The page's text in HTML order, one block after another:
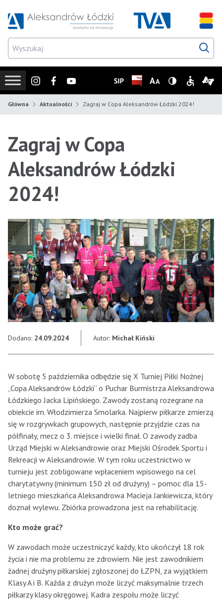
Główna Aktualności Zagraj w Copa Aleksandrów Łódzki 2024!
Zagraj w Copa
Aleksandrów Łódzki
2024!
Dodano: 24.09.2024 Autor: Michał Kiński
W sobotę 5 października odbędzie się X Turniej Piłki Nożnej
„Copa Aleksandrów Łódzki” o Puchar Burmistrza Aleksandrowa
Łódzkiego Jacka Lipińskiego. Zawody zostaną rozegrane na
obiekcie im. Włodzimierza Smolarka. Najpierw piłkarze zmierzą
się w rozgrywkach grupowych, następnie przyjdzie czas na
półfinały, mecz o 3. miejsce i wielki finał. O zawody zadba
Urząd Miejski w Aleksandrowie oraz Miejski Ośrodek Sportu i
Rekreacji w Aleksandrowie. W tym roku uczestnictwo w
turnieju jest zobligowane wpłaceniem wpisowego na cel
charytatywny (minimum 150 zł od drużyny) – pomoc dla 15-
letniego mieszkańca Aleksandrowa Macieja Jankiewicza, który
doznał wylewu. Zbiórka prowadzona jest na rehabilitację.
Kto może grać?
W zawodach może uczestniczyć każdy, kto ukończył 18 rok
życia i nie ma problemu ze zdrowiem. Nie jest zawodnikiem
żadnej drużyny piłkarskiej zgłoszonej do ŁZPN, za wyjątkiem
Klasy A i B. Każda z drużyn może liczyć maksymalnie trzech
piłkarzy klasy okręgowej. Kadra zespołu może liczyć